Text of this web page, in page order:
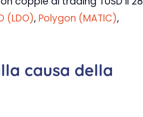
(LDO), Polygon (MATIC),
causa della